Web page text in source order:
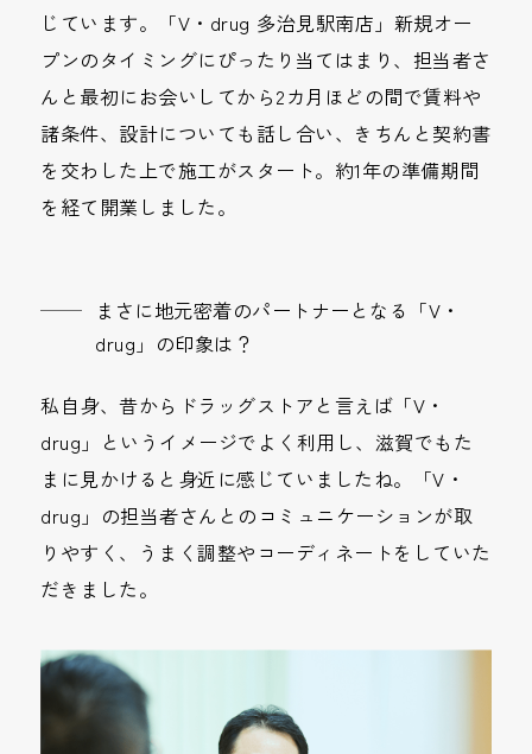
じています。「V・drug 多治見駅南店」新規オー
プンのタイミングにぴったり当てはまり、担当者さ
んと最初にお会いしてから2カ月ほどの間で賃料や
諸条件、設計についても話し合い、きちんと契約書
を交わした上で施工がスタート。約1年の準備期間
を経て開業しました。
まさに地元密着のパートナーとなる「V・
drug」の印象は？
私自身、昔からドラッグストアと言えば「V・
drug」というイメージでよく利用し、滋賀でもた
まに見かけると身近に感じていましたね。「V・
drug」の担当者さんとのコミュニケーションが取
りやすく、うまく調整やコーディネートをしていた
だきました。